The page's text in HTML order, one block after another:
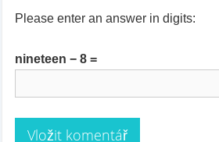
Please enter an answer in digits:
nineteen − 8 =